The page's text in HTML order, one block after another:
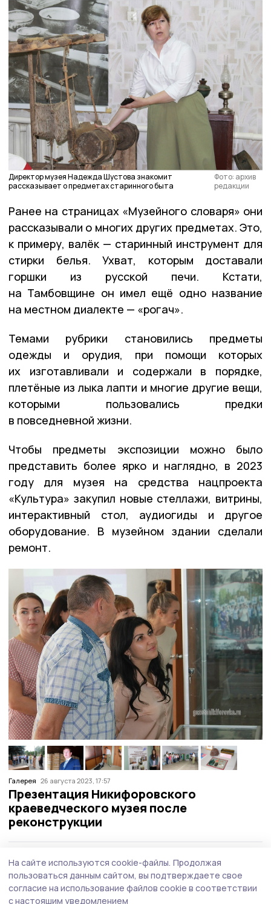
Директор музея Надежда Шустова знакомит
рассказывает о предметах старинного быта
Фото: архив
редакции
Ранее на страницах «Музейного словаря» они
рассказывали о многих других предметах. Это,
к примеру, валёк — старинный инструмент для
стирки белья. Ухват, которым доставали
горшки из русской печи. Кстати,
на Тамбовщине он имел ещё одно название
на местном диалекте — «рогач».
Темами рубрики становились предметы
одежды и орудия, при помощи которых
их изготавливали и содержали в порядке,
плетёные из лыка лапти и многие другие вещи,
которыми пользовались предки
в повседневной жизни.
Чтобы предметы экспозиции можно было
представить более ярко и наглядно, в 2023
году для музея на средства нацпроекта
«Культура» закупил новые стеллажи, витрины,
интерактивный стол, аудиогиды и другое
оборудование. В музейном здании сделали
ремонт.
Галерея 26 августа 2023, 17:57
Презентация Никифоровского
краеведческого музея после
реконструкции
Материалы по теме:
Майка Жиркова и кроссовки 54-го размера: знаменские
школьники побывали в музее спорта
На сайте используются cookie-файлы. Продолжая
пользоваться данным сайтом, вы подтверждаете свое
согласие на использование файлов cookie в соответствии
с настоящим уведомлением